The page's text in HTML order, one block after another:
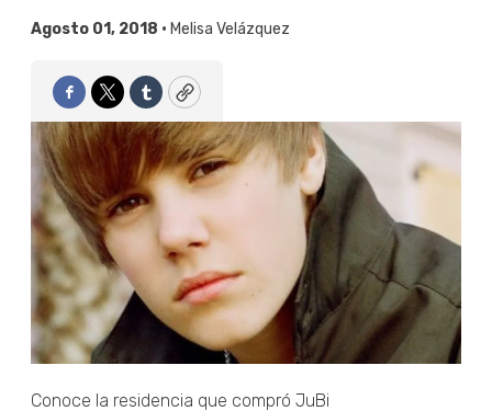
Agosto 01, 2018 • Melisa Velázquez
Facebook
TwitterTumblrCopy
Conoce la residencia que compró JuBi